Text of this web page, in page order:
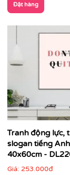
Cận cảnh
Đặt hàng
Tranh động lực,
slogan tiếng
40x60cm -
Giá: 253.000đ